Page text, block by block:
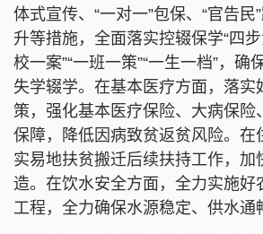
体式宣传、“一对一”包保、“官告民
升等措施，全面落实控辍保学“四
校一案”“一班一策”“一生一档”，确
失学辍学。在基本医疗方面，落实
策，强化基本医疗保险、大病保险
保障，降低因病致贫返贫风险。在
实易地扶贫搬迁后续扶持工作，加
造。在饮水安全方面，全力实施好
工程，全力确保水源稳定、供水通